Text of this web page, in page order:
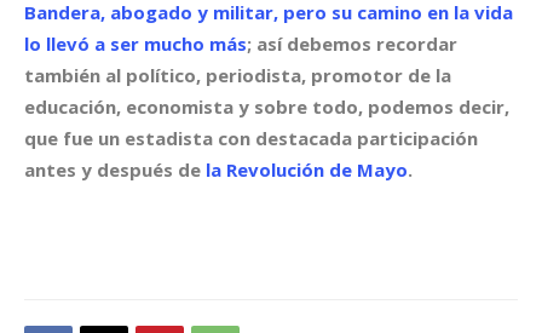
Bandera, abogado y militar, pero su camino en la vida
lo llevó a ser mucho más; así debemos recordar
también al político, periodista, promotor de la
educación, economista y sobre todo, podemos decir,
que fue un estadista con destacada participación
antes y después de la Revolución de Mayo.